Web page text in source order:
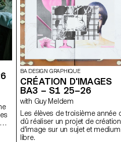
BA DESIGN GRAPHIQUE
CRÉATION D'IMAGES
BA3 – S1 25–26
with Guy Meldem
Les élèves de troisième année
dû réaliser un projet de création
d'image sur un sujet et medium
libre.